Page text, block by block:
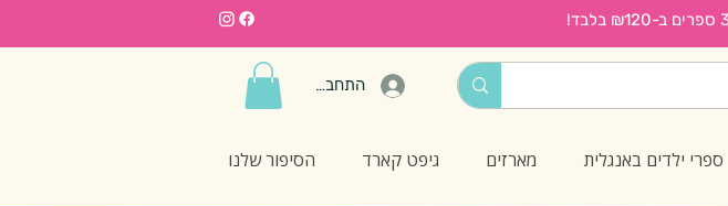
התחברות
ספרי ילדים באנגלית מארזים גיפט קארד הסיפור שלנו